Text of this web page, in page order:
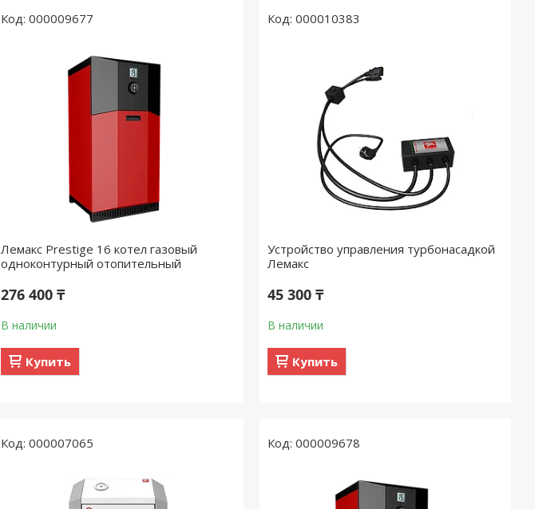
000009677
Лемакс Prestige 16 котел газовый
одноконтурный отопительный
276 400 ₸
В наличии
Купить
000010383
Устройство управления турбонасадкой
Лемакс
45 300 ₸
В наличии
Купить
000007065 000009678